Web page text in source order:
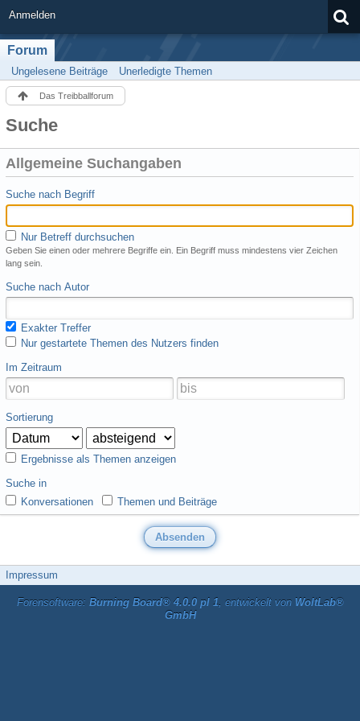
Anmelden
Forum
Ungelesene Beiträge Unerledigte Themen
Das Treibballforum
Suche
Allgemeine Suchangaben
Suche nach Begriff
Nur Betreff durchsuchen
Geben Sie einen oder mehrere Begriffe ein. Ein Begriff muss mindestens vier Zeichen
lang sein.
Suche nach Autor
Exakter Treffer
Nur gestartete Themen des Nutzers finden
Im Zeitraum
Sortierung
Ergebnisse als Themen anzeigen
Suche in
Konversationen
Themen und Beiträge
Impressum
Forensoftware: Burning Board® 4.0.0 pl 1, entwickelt von WoltLab®
GmbH